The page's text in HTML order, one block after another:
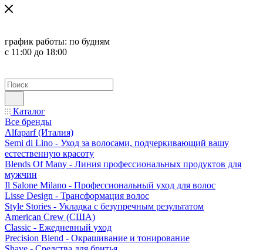
график работы: по будням
с 11:00 до 18:00
Каталог
Все бренды
Alfaparf (Италия)
Semi di Lino - Уход за волосами, подчеркивающий вашу
естественную красоту
Blends Of Many - Линия профессиональных продуктов для
мужчин
Il Salone Milano - Профессиональный уход для волос
Lisse Design - Трансформация волос
Style Stories - Укладка с безупречным результатом
American Crew (США)
Classic - Ежедневный уход
Precision Blend - Окрашивание и тонирование